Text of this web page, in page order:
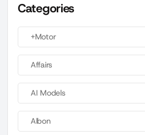
Categories
+Motor
Affairs
AI Models
Albon